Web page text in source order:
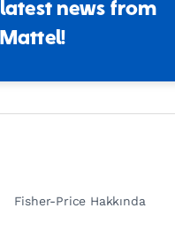
latest news from
Mattel!
Fisher-Price Hakkında